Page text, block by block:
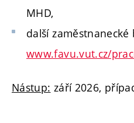
MHD,
další zaměstnanecké
www.favu.vut.cz/
Nástup: září 2026,